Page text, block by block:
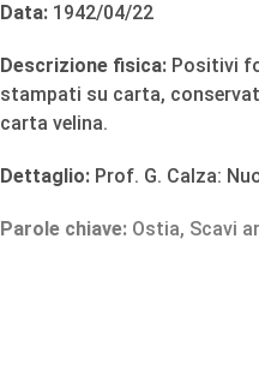
Data: 1942/04/22
Descrizione fisica: Positivi
stampati su carta,
carta velina.
Dettaglio: Prof. G. Calza:
Parole chiave: Ostia, Scavi